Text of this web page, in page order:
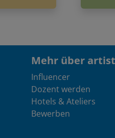
Mehr über
Influencer
Dozent werden
Hotels & Ateliers
Bewerben